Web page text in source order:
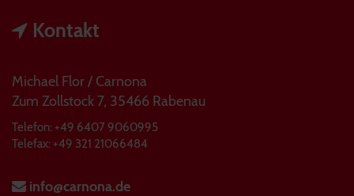
Kontakt
Michael Flor / Carnona
Zum Zollstock 7, 35466 Rabenau
Telefon: +49 6407 9060995
Telefax: +49 321 21066484
info@carnona.de